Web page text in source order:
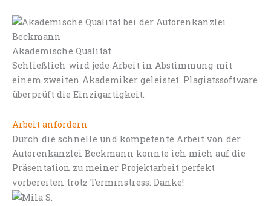
Akademische Qualität
Schließlich wird jede Arbeit in Abstimmung mit
einem zweiten Akademiker geleistet. Plagiatssoftware
überprüft die Einzigartigkeit.
Arbeit anfordern
Durch die schnelle und kompetente Arbeit von der
Autorenkanzlei Beckmann konnte ich mich auf die
Präsentation zu meiner Projektarbeit perfekt
vorbereiten trotz Terminstress. Danke!